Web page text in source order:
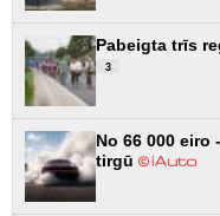
Pabeigta trīs
3
No 66 000 eiro
tirgū